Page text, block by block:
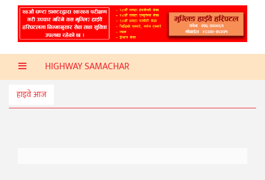
ताजा
समाचार
प्रदेश
प्रविधि
स्वास्थ्य
HIGHWAY SAMACHAR
हाइवे आज